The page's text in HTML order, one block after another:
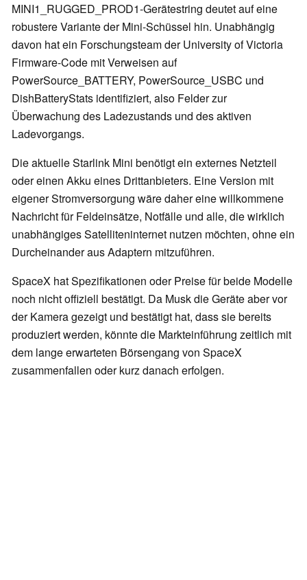
MINI1_RUGGED_PROD1-Gerätestring deutet auf eine
robustere Variante der Mini-Schüssel hin. Unabhängig
davon hat ein Forschungsteam der University of Victoria
Firmware-Code mit Verweisen auf
PowerSource_BATTERY, PowerSource_USBC und
DishBatteryStats identifiziert, also Felder zur
Überwachung des Ladezustands und des aktiven
Ladevorgangs.
Die aktuelle Starlink Mini benötigt ein externes Netzteil
oder einen Akku eines Drittanbieters. Eine Version mit
eigener Stromversorgung wäre daher eine willkommene
Nachricht für Feldeinsätze, Notfälle und alle, die wirklich
unabhängiges Satelliteninternet nutzen möchten, ohne ein
Durcheinander aus Adaptern mitzuführen.
SpaceX hat Spezifikationen oder Preise für beide Modelle
noch nicht offiziell bestätigt. Da Musk die Geräte aber vor
der Kamera gezeigt und bestätigt hat, dass sie bereits
produziert werden, könnte die Markteinführung zeitlich mit
dem lange erwarteten Börsengang von SpaceX
zusammenfallen oder kurz danach erfolgen.